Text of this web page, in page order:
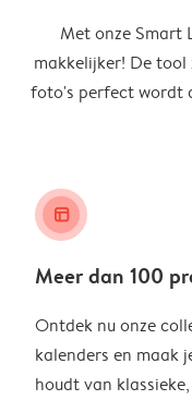
Met onze Smart
makkelijker! De
foto's perfect wordt
layout_alt
Meer dan 100
Ontdek nu onze
kalenders en maak
houdt van